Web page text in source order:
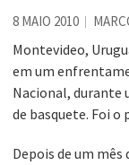
8 MAIO 2010
Montevideo,
em um
Nacional,
de basquete. Foi o
Depois de um